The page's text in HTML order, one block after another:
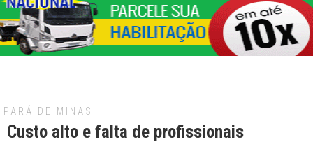
PARÁ DE MINAS
Custo alto e falta de profissionais